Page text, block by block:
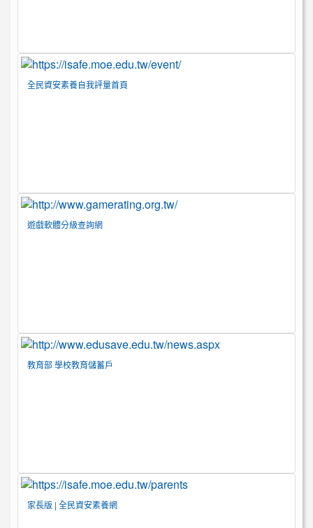
全民資安素養自我評量首頁
遊戲軟體分級查詢網
教育部 學校教育儲蓄戶
家長版 | 全民資安素養網